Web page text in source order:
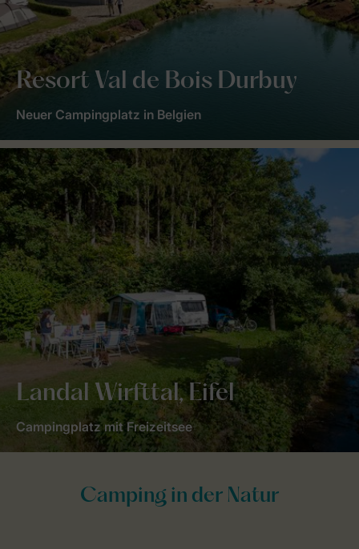
Resort Val de Bois Durbuy
Neuer Campingplatz in Belgien
Landal Wirfttal, Eifel
Campingplatz mit Freizeitsee